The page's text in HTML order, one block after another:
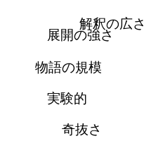
奇抜さ
実験的
物語の規模
展開の強さ
解釈の広さ